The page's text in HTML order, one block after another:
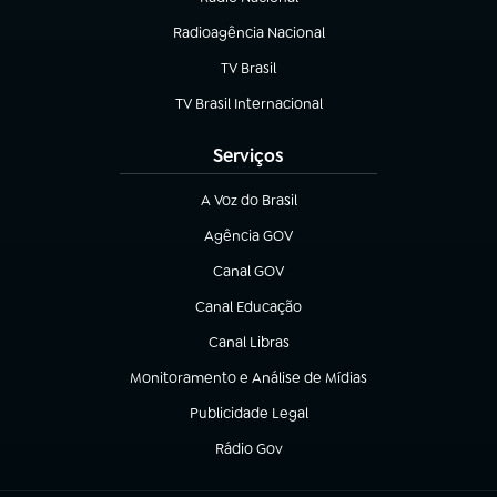
Radioagência Nacional
(abre em nova aba)
TV Brasil
(abre em nova aba)
TV Brasil Internacional
(abre em nova aba)
Serviços
A Voz do Brasil
(abre em nova aba)
Agência GOV
(abre em nova aba)
Canal GOV
(abre em nova aba)
Canal Educação
(abre em nova aba)
Canal Libras
(abre em nova aba)
Monitoramento e Análise de Mídias
(abre em nova aba)
Publicidade Legal
(abre em nova aba)
Rádio Gov
(abre em nova aba)